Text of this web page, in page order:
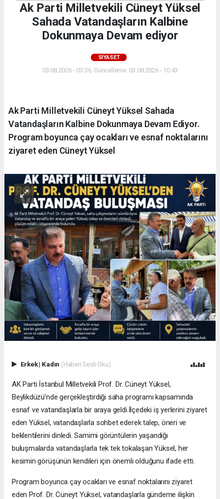
Ak Parti Milletvekili Cüneyt Yüksel
Sahada Vatandaşların Kalbine
Dokunmaya Devam ediyor
SIYASET
03.08.2026 - 03:36, Güncelleme: 03.08.2026 - 10:43
Ak Parti Milletvekili Cüneyt Yüksel Sahada
Vatandaşların Kalbine Dokunmaya Devam Ediyor.
Program boyunca çay ocakları ve esnaf noktalarını
ziyaret eden Cüneyt Yüksel
Erkek| Kadın (Haberi Sesli Oku)
AK Parti İstanbul Milletvekili Prof. Dr. Cüneyt Yüksel,
Beylikdüzü’nde gerçekleştirdiği saha programı kapsamında
esnaf ve vatandaşlarla bir araya geldi.İlçedeki iş yerlerini ziyaret
eden Yüksel, vatandaşlarla sohbet ederek talep, öneri ve
beklentilerini dinledi. Samimi görüntülerin yaşandığı
buluşmalarda vatandaşlarla tek tek tokalaşan Yüksel, her
kesimin görüşünün kendileri için önemli olduğunu ifade etti.
Program boyunca çay ocakları ve esnaf noktalarını ziyaret
eden Prof. Dr. Cüneyt Yüksel, vatandaşlarla gündeme ilişkin